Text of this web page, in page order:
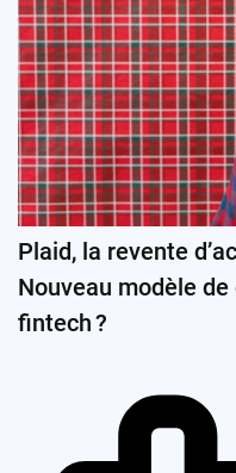
Plaid, la revente
Nouveau modèle
fintech ?